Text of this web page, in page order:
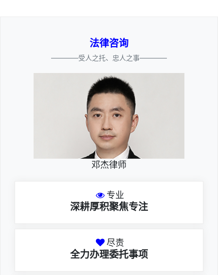
法律咨询
————受人之托、忠人之事————
邓杰律师
专业
深耕厚积聚焦专注
尽责
全力办理委托事项